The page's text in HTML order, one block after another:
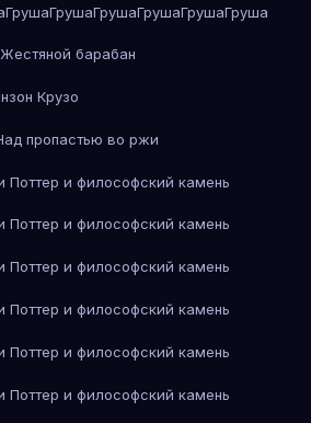
ГрушаГрушаГрушаГрушаГрушаГруша
барабан
Крузо
пропастью во ржи
Поттер и философский камень
Поттер и философский камень
Поттер и философский камень
Поттер и философский камень
Поттер и философский камень
Поттер и философский камень